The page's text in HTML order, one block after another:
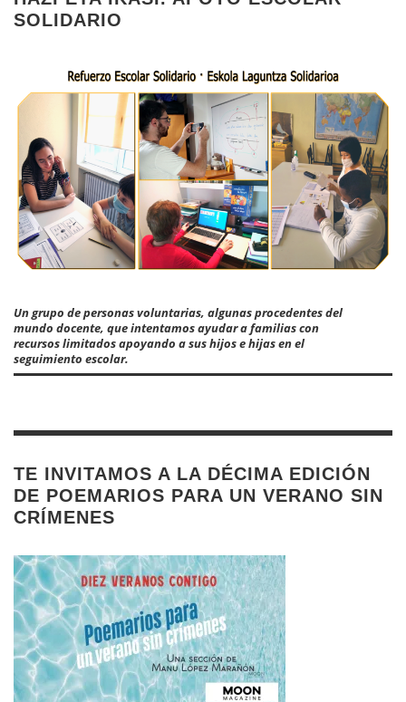
SOLIDARIO
Un grupo de personas voluntarias, algunas procedentes del
mundo docente, que intentamos ayudar a familias con
recursos limitados apoyando a sus hijos e hijas en el
seguimiento escolar.
TE INVITAMOS A LA DÉCIMA EDICIÓN
DE POEMARIOS PARA UN VERANO SIN
CRÍMENES